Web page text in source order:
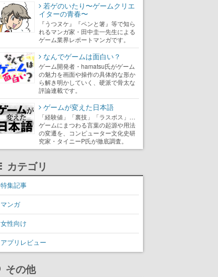
若ゲのいたり〜ゲームクリエ
イターの青春〜
『うつヌケ』『ペンと箸』等で知ら
れるマンガ家・田中圭一先生による
ゲーム業界レポートマンガです。
なんでゲームは面白い？
ゲーム開発者・hamatsu氏がゲーム
の魅力を画面や操作の具体的な形か
ら解き明かしていく、硬派で骨太な
評論連載です。
ゲームが変えた日本語
「経験値」「裏技」「ラスボス」…
ゲームにまつわる言葉の起源や用法
の変遷を、コンピューター文化史研
究家・タイニーP氏が徹底調査。
カテゴリ
特集記事
マンガ
女性向け
アプリレビュー
その他